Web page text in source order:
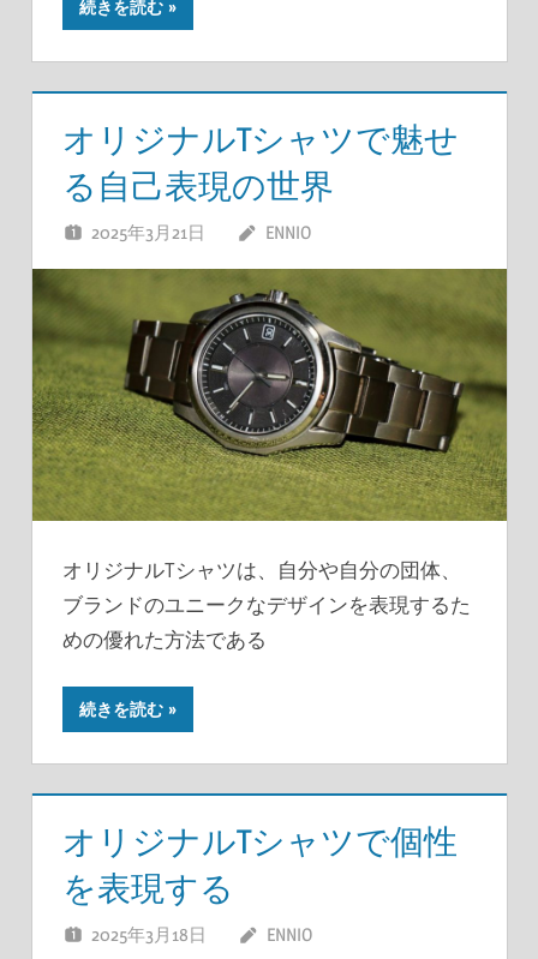
続きを読む
オリジナルTシャツで魅せ
る自己表現の世界
2025年3月21日 ENNIO
オリジナルTシャツは、自分や自分の団体、
ブランドのユニークなデザインを表現するた
めの優れた方法である
続きを読む
オリジナルTシャツで個性
を表現する
2025年3月18日 ENNIO